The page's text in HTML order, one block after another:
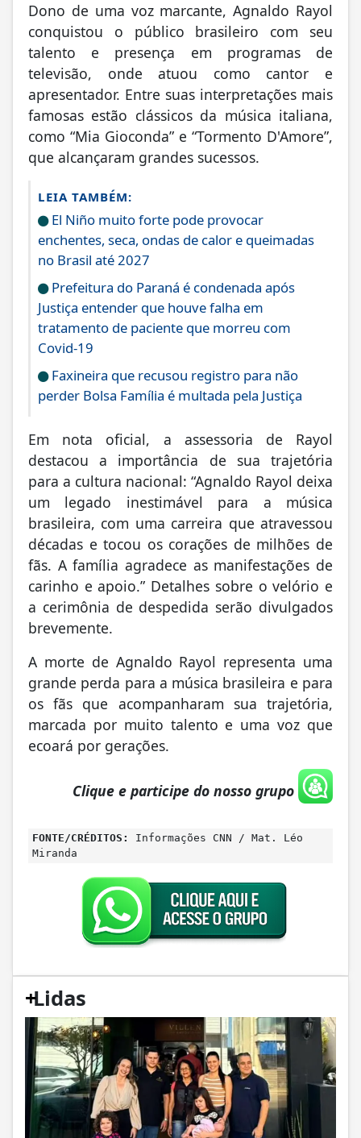
Dono de uma voz marcante, Agnaldo Rayol
conquistou o público brasileiro com seu
talento e presença em programas de
televisão, onde atuou como cantor e
apresentador. Entre suas interpretações mais
famosas estão clássicos da música italiana,
como “Mia Gioconda” e “Tormento D'Amore”,
que alcançaram grandes sucessos.
LEIA TAMBÉM:
El Niño muito forte pode provocar
enchentes, seca, ondas de calor e queimadas
no Brasil até 2027
Prefeitura do Paraná é condenada após
Justiça entender que houve falha em
tratamento de paciente que morreu com
Covid-19
Faxineira que recusou registro para não
perder Bolsa Família é multada pela Justiça
Em nota oficial, a assessoria de Rayol
destacou a importância de sua trajetória
para a cultura nacional: “Agnaldo Rayol deixa
um legado inestimável para a música
brasileira, com uma carreira que atravessou
décadas e tocou os corações de milhões de
fãs. A família agradece as manifestações de
carinho e apoio.” Detalhes sobre o velório e
a cerimônia de despedida serão divulgados
brevemente.
A morte de Agnaldo Rayol representa uma
grande perda para a música brasileira e para
os fãs que acompanharam sua trajetória,
marcada por muito talento e uma voz que
ecoará por gerações.
Clique e participe do nosso grupo
FONTE/CRÉDITOS:
Informações CNN / Mat. Léo
Miranda
+
Lidas